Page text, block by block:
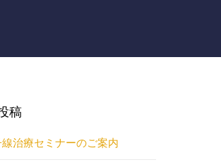
稿
治療セミナーのご案内